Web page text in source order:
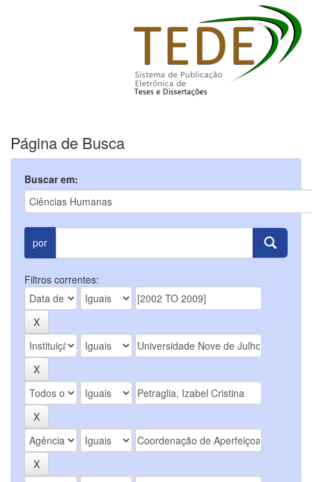
Página de Busca
Buscar em:
por
Filtros correntes: